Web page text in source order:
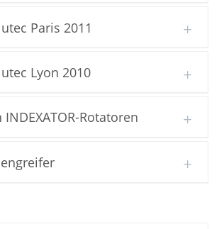
Paris 2011
Lyon 2010
Rotatoren